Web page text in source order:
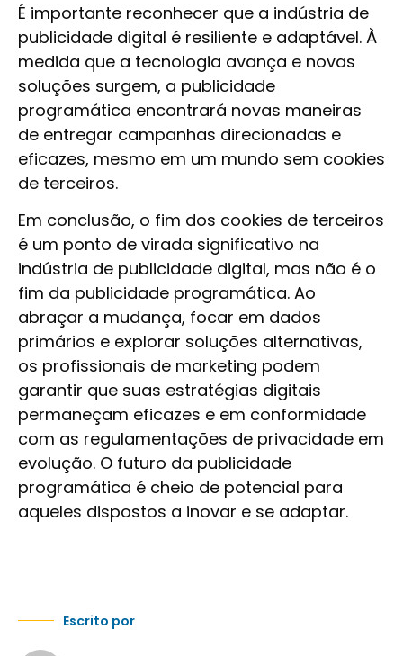
É importante reconhecer que a indústria de
publicidade digital é resiliente e adaptável. À
medida que a tecnologia avança e novas
soluções surgem, a publicidade
programática encontrará novas maneiras
de entregar campanhas direcionadas e
eficazes, mesmo em um mundo sem cookies
de terceiros.
Em conclusão, o fim dos cookies de terceiros
é um ponto de virada significativo na
indústria de publicidade digital, mas não é o
fim da publicidade programática. Ao
abraçar a mudança, focar em dados
primários e explorar soluções alternativas,
os profissionais de marketing podem
garantir que suas estratégias digitais
permaneçam eficazes e em conformidade
com as regulamentações de privacidade em
evolução. O futuro da publicidade
programática é cheio de potencial para
aqueles dispostos a inovar e se adaptar.
Escrito por